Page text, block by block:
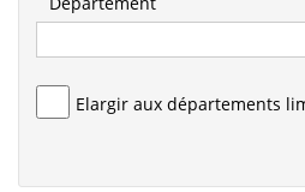
Elargir aux départements